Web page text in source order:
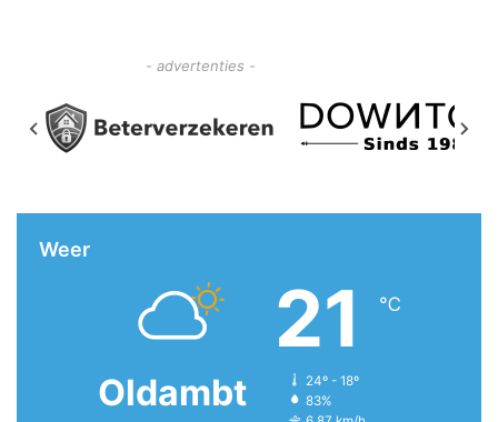
- advertenties -
Weer
Oldambt
21 ℃
24º - 18º
83%